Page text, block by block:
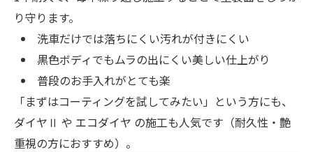
り守ります。
洗車だけでは落ちにくい汚れが付きにくい
黒色ボディでもムラの出にくい美しい仕上がり
普段のお手入れがとても楽
「まずはコーティングを試してみたい」という方にも、
ダイヤⅡ や エコダイヤ の施工も人気です（耐久性・艶
重視の方におすすめ）。